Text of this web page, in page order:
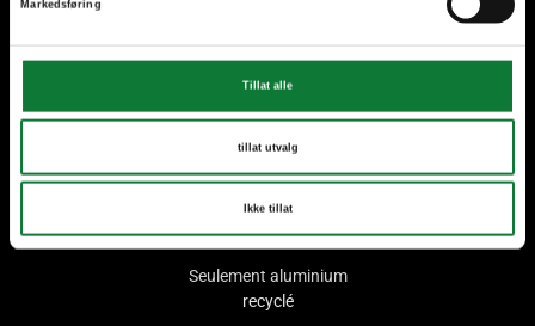
Markedsføring
Tillat alle
tillat utvalg
Ikke tillat
d'experience
Métiers en Belgique et au
Seulement aluminium
recyclé